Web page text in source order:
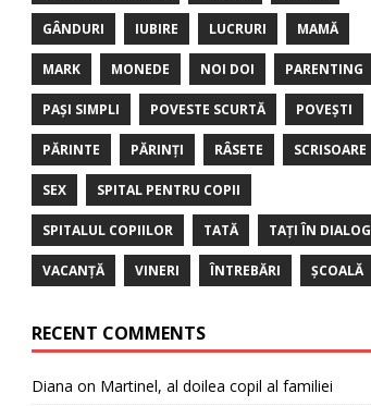
GÂNDURI IUBIRE LUCRURI MAMĂ
MARK MONEDE NOI DOI PARENTING
PAȘI SIMPLI POVESTE SCURTĂ POVEȘTI
PĂRINTE PĂRINȚI RÂSETE SCRISOARE
SEX SPITAL PENTRU COPII
SPITALUL COPIILOR TATĂ TAȚI ÎN DIALOG
VACANȚĂ VINERI ÎNTREBĂRI ȘCOALĂ
RECENT COMMENTS
Diana on Martinel, al doilea copil al familiei